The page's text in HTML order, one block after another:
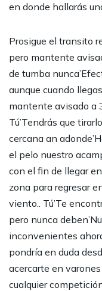
en donde hallarás
Prosigue el transito
pero mantente
de tumba
aunque cuando
mantente avisado a
Tú’Tendrás que
cercana an
el pelo nuestro
con el fin de llegar
zona para regresar
viento.. Tú’Te
pero nunca
inconvenientes
pondrí­a en duda
acercarte en
cualquier